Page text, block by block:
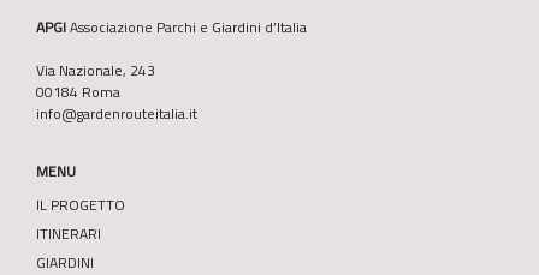
APGIAssociazione Parchi e Giardini d’Italia
Via Nazionale, 243
00184 Roma
info@gardenrouteitalia.it
MENU
IL PROGETTO
ITINERARI
GIARDINI